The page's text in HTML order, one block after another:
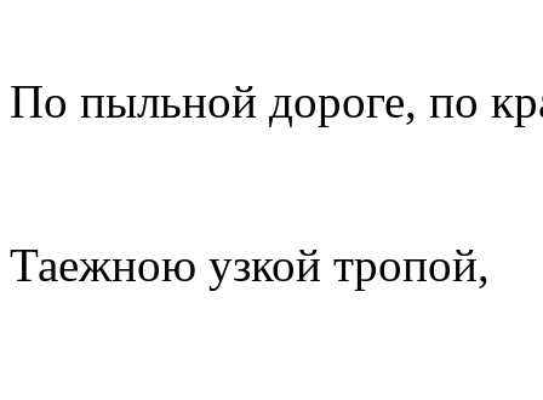
По пыльной дороге, по
Таежною узкой тропой,